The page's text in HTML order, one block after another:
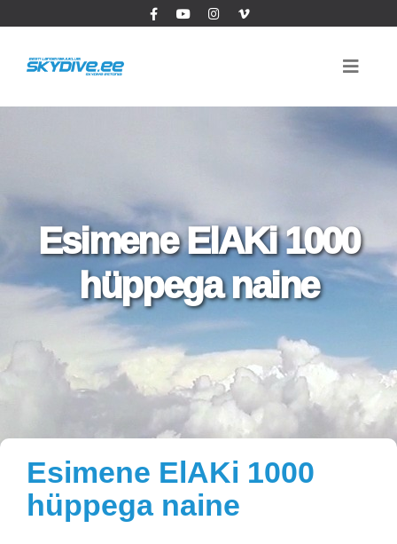
Esimene ElAKi 1000
hüppega naine
Esimene ElAKi 1000
hüppega naine